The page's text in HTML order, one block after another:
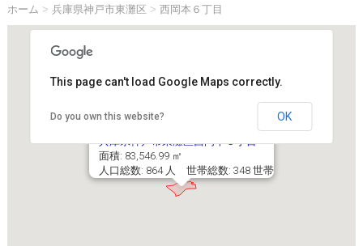
ホーム > 兵庫県神戸市東灘区 > 西岡本６丁目
兵庫県神戸市東灘区西岡本６丁目
面積: 83,546.99 ㎡
人口総数: 864 人 世帯総数: 348 世帯
This page can't load Google Maps correctly.
Do you own this website? OK